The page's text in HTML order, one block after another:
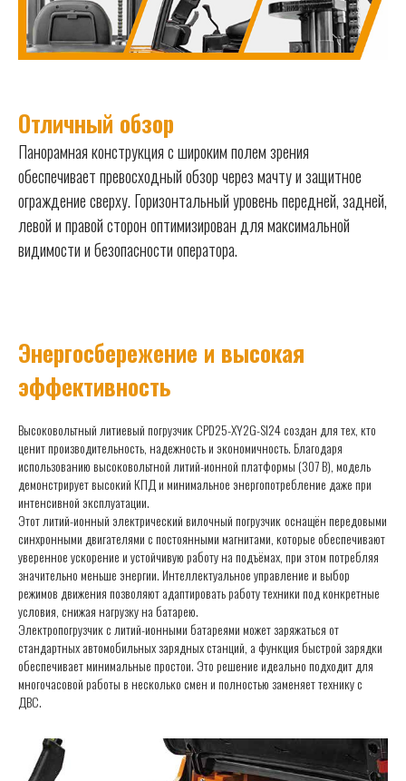
Отличный обзор
Панорамная конструкция с широким полем зрения
обеспечивает превосходный обзор через мачту и защитное
ограждение сверху. Горизонтальный уровень передней, задней,
левой и правой сторон оптимизирован для максимальной
видимости и безопасности оператора.
Энергосбережение и высокая
эффективность
Высоковольтный литиевый погрузчик CPD25-XY2G-SI24 создан для тех, кто
ценит производительность, надежность и экономичность. Благодаря
использованию высоковольтной литий-ионной платформы (307 В), модель
демонстрирует высокий КПД и минимальное энергопотребление даже при
интенсивной эксплуатации.
Этот литий-ионный электрический вилочный погрузчикоснащён передовыми
синхронными двигателями с постоянными магнитами, которые обеспечивают
уверенное ускорение и устойчивую работу на подъёмах, при этом потребляя
значительно меньше энергии. Интеллектуальное управление и выбор
режимов движения позволяют адаптировать работу техники под конкретные
условия, снижая нагрузку на батарею.
Электропогрузчик с литий-ионными батареями может заряжаться от
стандартных автомобильных зарядных станций, а функция быстрой зарядки
обеспечивает минимальные простои. Это решение идеально подходит для
многочасовой работы в несколько смен и полностью заменяет технику с
ДВС.